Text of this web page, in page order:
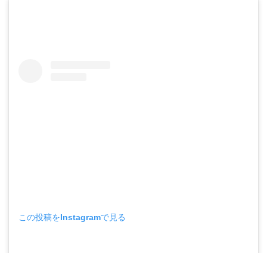
この投稿をInstagramで見る